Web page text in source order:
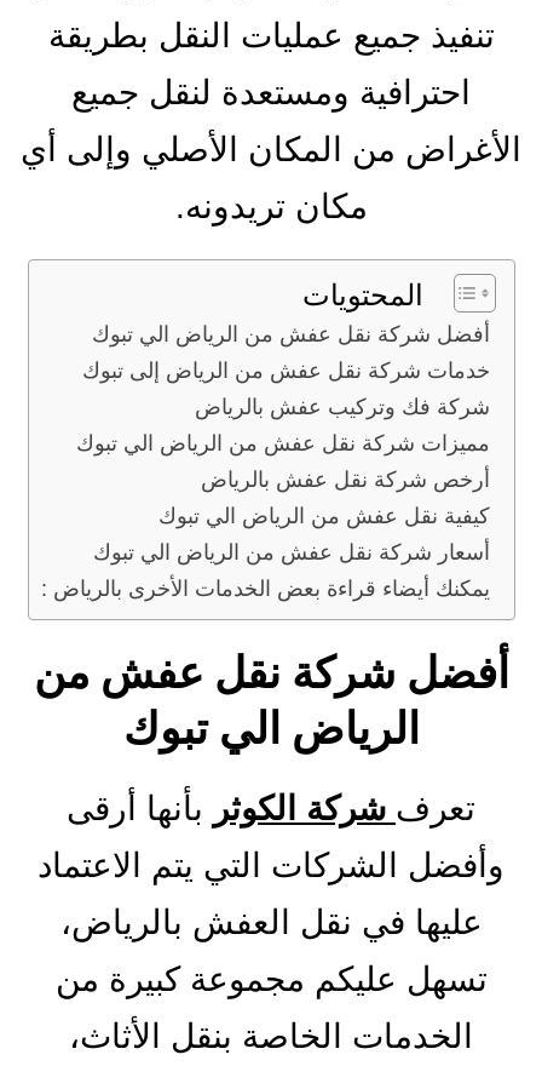
تنفيذ جميع عمليات النقل بطريقة
احترافية ومستعدة لنقل جميع
الأغراض من المكان الأصلي وإلى أي
مكان تريدونه.
المحتويات
أفضل شركة نقل عفش من الرياض الي تبوك
خدمات شركة نقل عفش من الرياض إلى تبوك
شركة فك وتركيب عفش بالرياض
مميزات شركة نقل عفش من الرياض الي تبوك
أرخص شركة نقل عفش بالرياض
كيفية نقل عفش من الرياض الي تبوك
أسعار شركة نقل عفش من الرياض الي تبوك
يمكنك أيضاء قراءة بعض الخدمات الأخرى بالرياض :
أفضل شركة نقل عفش من
الرياض الي تبوك
تعرف شركة الكوثر بأنها أرقى
وأفضل الشركات التي يتم الاعتماد
عليها في نقل العفش بالرياض،
تسهل عليكم مجموعة كبيرة من
الخدمات الخاصة بنقل الأثاث،